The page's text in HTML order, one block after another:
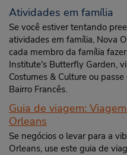
Atividades em família
Se você estiver tentando
atividades em família, Nova
cada membro da família
Institute's Butterfly Garden,
Costumes & Culture ou
Bairro Francês.
Guia de viagem:
Orleans
Se negócios o levar para a
Orleans, use este guia de